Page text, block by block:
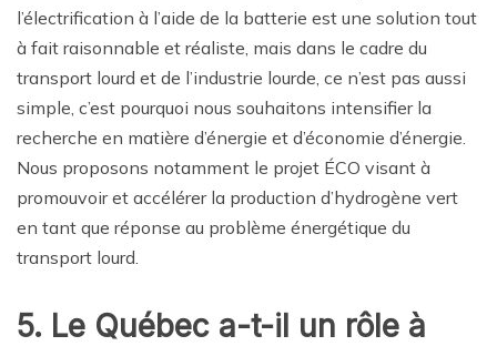
l’électrification à l’aide de la batterie est une solution tout
à fait raisonnable et réaliste, mais dans le cadre du
transport lourd et de l’industrie lourde, ce n’est pas aussi
simple, c’est pourquoi nous souhaitons intensifier la
recherche en matière d’énergie et d’économie d’énergie.
Nous proposons notamment le projet ÉCO visant à
promouvoir et accélérer la production d’hydrogène vert
en tant que réponse au problème énergétique du
transport lourd.
5. Le Québec a-t-il un rôle à